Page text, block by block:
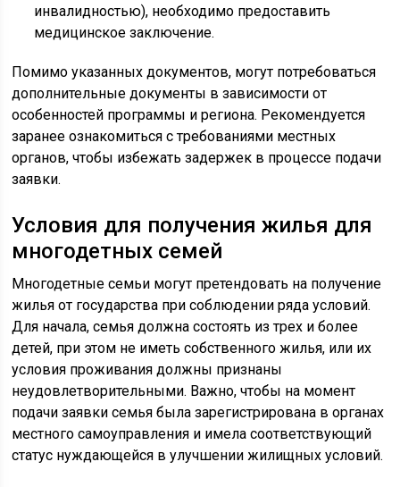
инвалидностью), необходимо предоставить
медицинское заключение.
Помимо указанных документов, могут потребоваться
дополнительные документы в зависимости от
особенностей программы и региона. Рекомендуется
заранее ознакомиться с требованиями местных
органов, чтобы избежать задержек в процессе подачи
заявки.
Условия для получения жилья для
многодетных семей
Многодетные семьи могут претендовать на получение
жилья от государства при соблюдении ряда условий.
Для начала, семья должна состоять из трех и более
детей, при этом не иметь собственного жилья, или их
условия проживания должны признаны
неудовлетворительными. Важно, чтобы на момент
подачи заявки семья была зарегистрирована в органах
местного самоуправления и имела соответствующий
статус нуждающейся в улучшении жилищных условий.